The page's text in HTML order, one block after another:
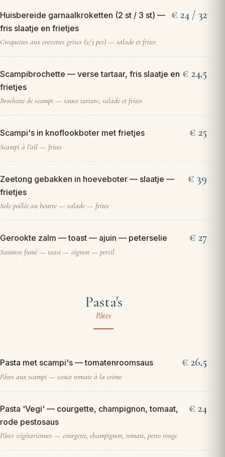
Huisbereide garnaalkroketten (2 st / 3 st) —
fris slaatje en frietjes
Croquettes aux crevettes grises (2/3 pcs) — salade et frites
24 / 32
Scampibrochette — verse tartaar, fris slaatje en
frietjes
Brochette de scampi — sauce tartare, salade et frites
24,5
Scampi's in knoflookboter met frietjes
Scampi à l'ail — frites
25
Zeetong gebakken in hoeveboter — slaatje —
frietjes
Sole poêlée au beurre — salade — frites
39
Gerookte zalm — toast — ajuin — peterselie
Saumon fumé — toast — oignon — persil
27
Pasta's
Pâtes
Pasta met scampi's — tomatenroomsaus
Pâtes aux scampi — sauce tomate à la crème
26,5
Pasta 'Vegi' — courgette, champignon, tomaat,
rode pestosaus
Pâtes végétariennes — courgette, champignon, tomate, pesto rouge
24